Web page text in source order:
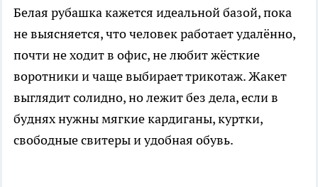
Белая рубашка кажется идеальной базой, пока
не выясняется, что человек работает удалённо,
почти не ходит в офис, не любит жёсткие
воротники и чаще выбирает трикотаж. Жакет
выглядит солидно, но лежит без дела, если в
буднях нужны мягкие кардиганы, куртки,
свободные свитеры и удобная обувь.